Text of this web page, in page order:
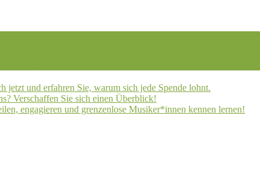
jetzt und erfahren Sie, warum sich jede Spende lohnt.
Verschaffen Sie sich einen Überblick!
engagieren und grenzenlose Musiker*innen kennen lernen!